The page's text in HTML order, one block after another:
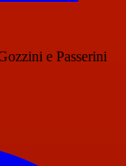
e Passerini